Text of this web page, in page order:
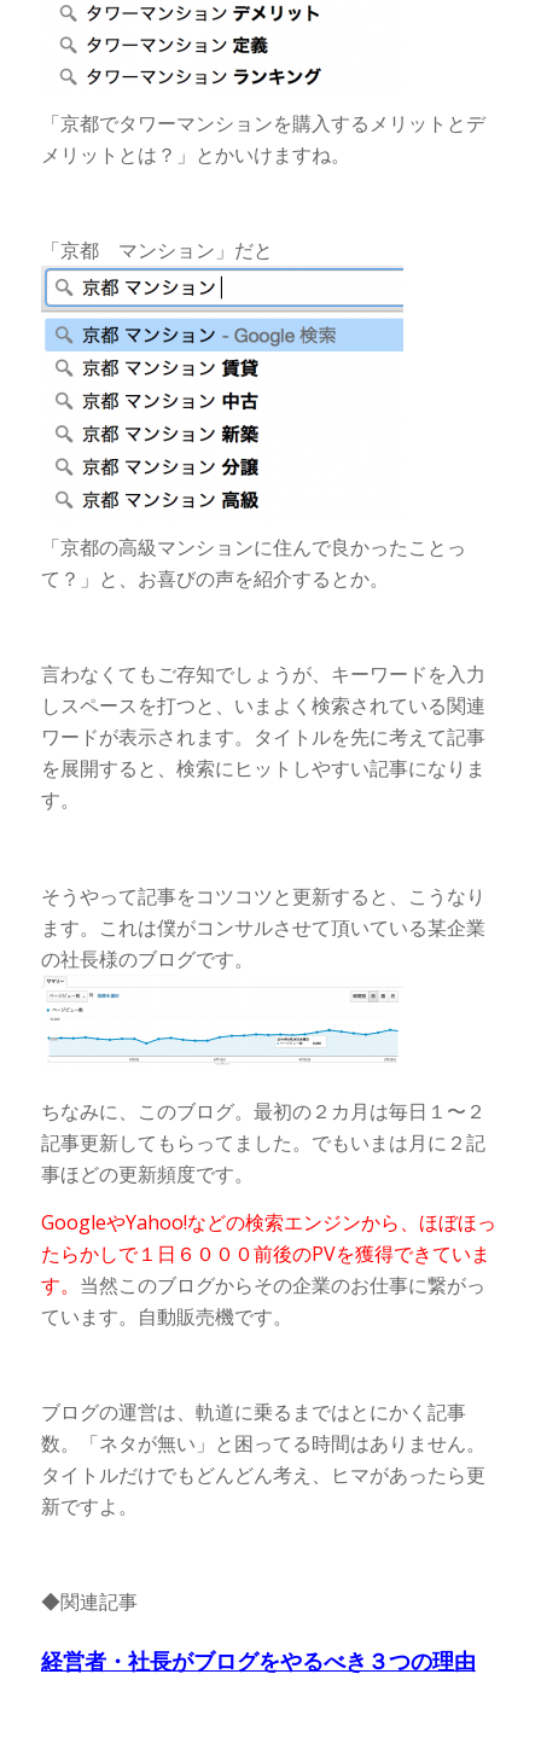
「京都でタワーマンションを購入するメリットとデ
メリットとは？」とかいけますね。
「京都 マンション」だと
「京都の高級マンションに住んで良かったことっ
て？」と、お喜びの声を紹介するとか。
言わなくてもご存知でしょうが、キーワードを入力
しスペースを打つと、いまよく検索されている関連
ワードが表示されます。タイトルを先に考えて記事
を展開すると、検索にヒットしやすい記事になりま
す。
そうやって記事をコツコツと更新すると、こうなり
ます。これは僕がコンサルさせて頂いている某企業
の社長様のブログです。
ちなみに、このブログ。最初の２カ月は毎日１〜２
記事更新してもらってました。でもいまは月に２記
事ほどの更新頻度です。
GoogleやYahoo!などの検索エンジンから、ほぼほっ
たらかしで１日６０００前後のPVを獲得できていま
す。 当然このブログからその企業のお仕事に繋がっ
ています。自動販売機です。
ブログの運営は、軌道に乗るまではとにかく記事
数。「ネタが無い」と困ってる時間はありません。
タイトルだけでもどんどん考え、ヒマがあったら更
新ですよ。
◆関連記事
経営者・社長がブログをやるべき３つの理由